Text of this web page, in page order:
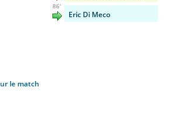
86'
Eric Di Meco
le match